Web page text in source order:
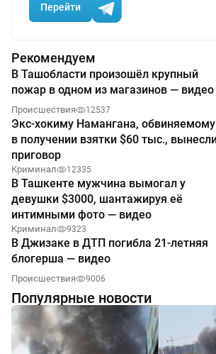
Перейти
Рекомендуем
В Ташобласти произошёл крупный
пожар в одном из магазинов — видео
Происшествия 12537
Экс-хокиму Намангана, обвиняемому
в получении взятки $60 тыс.,
приговор
Криминал 12335
В Ташкенте мужчина вымогал у
девушки $3000, шантажируя её
интимными фото — видео
Криминал 9323
В Джизаке в ДТП погибла 21-летняя
блогерша — видео
Происшествия 9006
Популярные новости